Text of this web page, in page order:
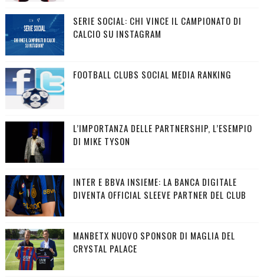
SERIE SOCIAL: CHI VINCE IL CAMPIONATO DI
CALCIO SU INSTAGRAM
FOOTBALL CLUBS SOCIAL MEDIA RANKING
L’IMPORTANZA DELLE PARTNERSHIP, L’ESEMPIO
DI MIKE TYSON
INTER E BBVA INSIEME: LA BANCA DIGITALE
DIVENTA OFFICIAL SLEEVE PARTNER DEL CLUB
MANBETX NUOVO SPONSOR DI MAGLIA DEL
CRYSTAL PALACE